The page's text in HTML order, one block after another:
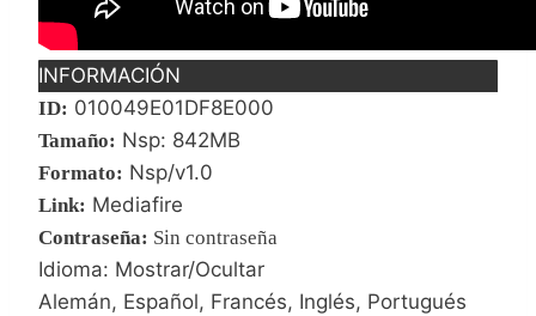
INFORMACIÓN
ID: 010049E01DF8E000
Tamaño: Nsp: 842MB
Formato: Nsp/v1.0
Link: Mediafire
Contraseña: Sin contraseña
Idioma: Mostrar/Ocultar
Alemán, Español, Francés, Inglés, Portugués